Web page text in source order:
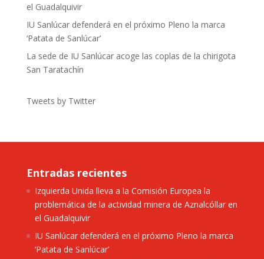
el Guadalquivir
IU Sanlúcar defenderá en el próximo Pleno la marca
‘Patata de Sanlúcar’
La sede de IU Sanlúcar acoge las coplas de la chirigota
San Taratachín
Tweets by Twitter
Entradas recientes
Izquierda Unida lleva a la Comisión Europea la
problemática de la actividad minera de Aznalcóllar en
el Guadalquivir
IU Sanlúcar defenderá en el próximo Pleno la marca
‘Patata de Sanlúcar’